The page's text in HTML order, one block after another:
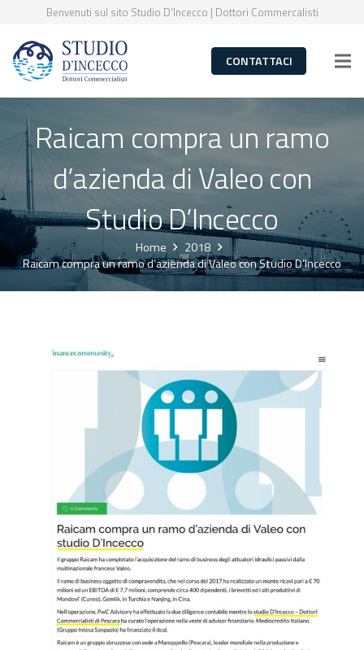
Benvenuti sul sito Studio D’Incecco | Dottori Commercalisti
CONTATTACI
Raicam compra un ramo
d’azienda di Valeo con
Studio D’Incecco
Home
2018
Raicam compra un ramo d’azienda di Valeo con Studio D’Incecco